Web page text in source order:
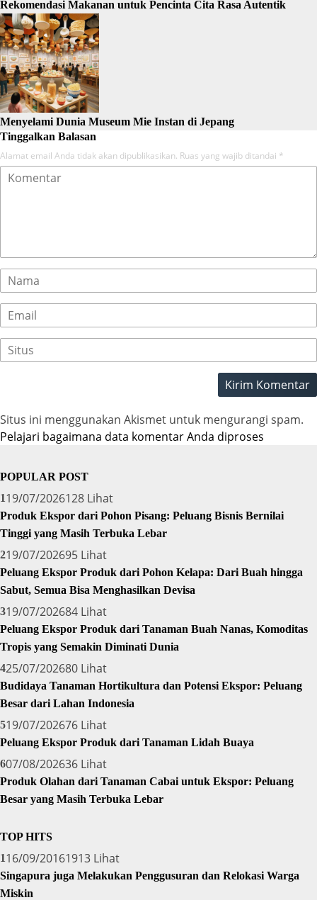
Rekomendasi Makanan untuk Pencinta Cita Rasa Autentik
Menyelami Dunia Museum Mie Instan di Jepang
Tinggalkan Balasan
Alamat email Anda tidak akan dipublikasikan. Ruas yang wajib ditandai *
Situs ini menggunakan Akismet untuk mengurangi spam.
Pelajari bagaimana data komentar Anda diproses
POPULAR POST
119/07/2026128 Lihat
Produk Ekspor dari Pohon Pisang: Peluang Bisnis Bernilai
Tinggi yang Masih Terbuka Lebar
219/07/202695 Lihat
Peluang Ekspor Produk dari Pohon Kelapa: Dari Buah hingga
Sabut, Semua Bisa Menghasilkan Devisa
319/07/202684 Lihat
Peluang Ekspor Produk dari Tanaman Buah Nanas, Komoditas
Tropis yang Semakin Diminati Dunia
425/07/202680 Lihat
Budidaya Tanaman Hortikultura dan Potensi Ekspor: Peluang
Besar dari Lahan Indonesia
519/07/202676 Lihat
Peluang Ekspor Produk dari Tanaman Lidah Buaya
607/08/202636 Lihat
Produk Olahan dari Tanaman Cabai untuk Ekspor: Peluang
Besar yang Masih Terbuka Lebar
TOP HITS
116/09/20161913 Lihat
Singapura juga Melakukan Penggusuran dan Relokasi Warga
Miskin